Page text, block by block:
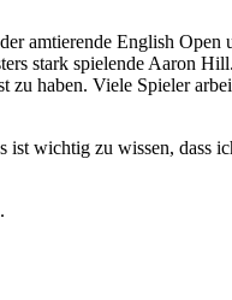
amtierende English Open
stark spielende Aaron
haben. Viele Spieler
wichtig zu wissen, dass